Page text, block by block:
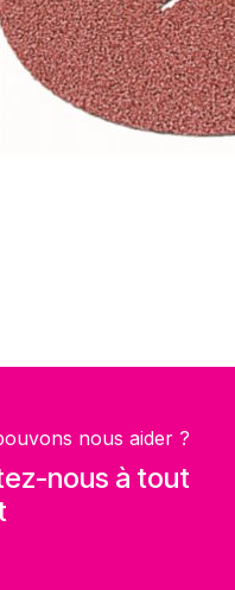
nous aider ?
nous à tout